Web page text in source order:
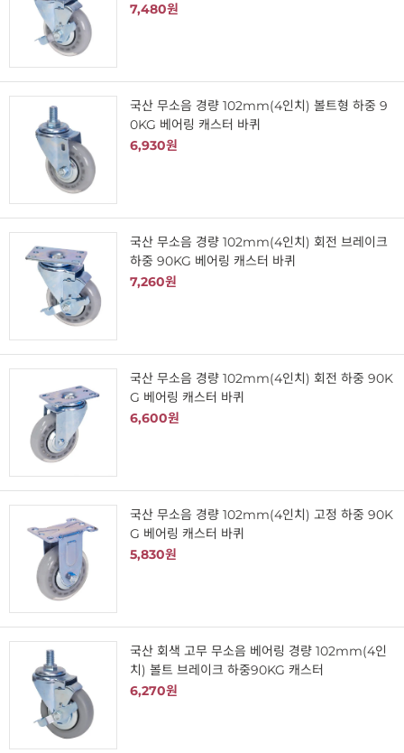
7,480원
국산 무소음 경량 102mm(4인치) 볼트형 하중 9
0KG 베어링 캐스터 바퀴
6,930원
국산 무소음 경량 102mm(4인치) 회전 브레이크
하중 90KG 베어링 캐스터 바퀴
7,260원
국산 무소음 경량 102mm(4인치) 회전 하중 90K
G 베어링 캐스터 바퀴
6,600원
국산 무소음 경량 102mm(4인치) 고정 하중 90K
G 베어링 캐스터 바퀴
5,830원
국산 회색 고무 무소음 베어링 경량 102mm(4인
치) 볼트 브레이크 하중90KG 캐스터
6,270원